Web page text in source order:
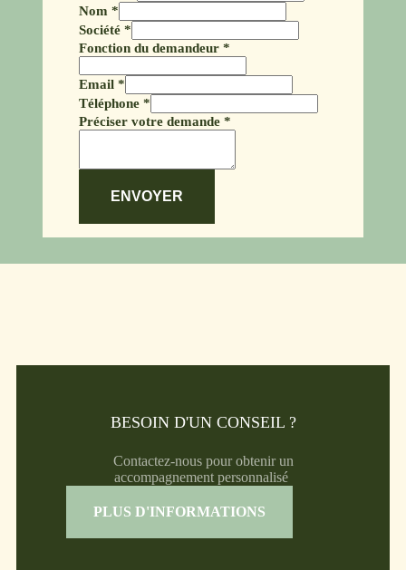
Nom *
Société *
Fonction du demandeur *
Email *
Téléphone *
Préciser votre demande *
ENVOYER
BESOIN D'UN CONSEIL ?
Contactez-nous pour obtenir un
accompagnement personnalisé
PLUS D'INFORMATIONS